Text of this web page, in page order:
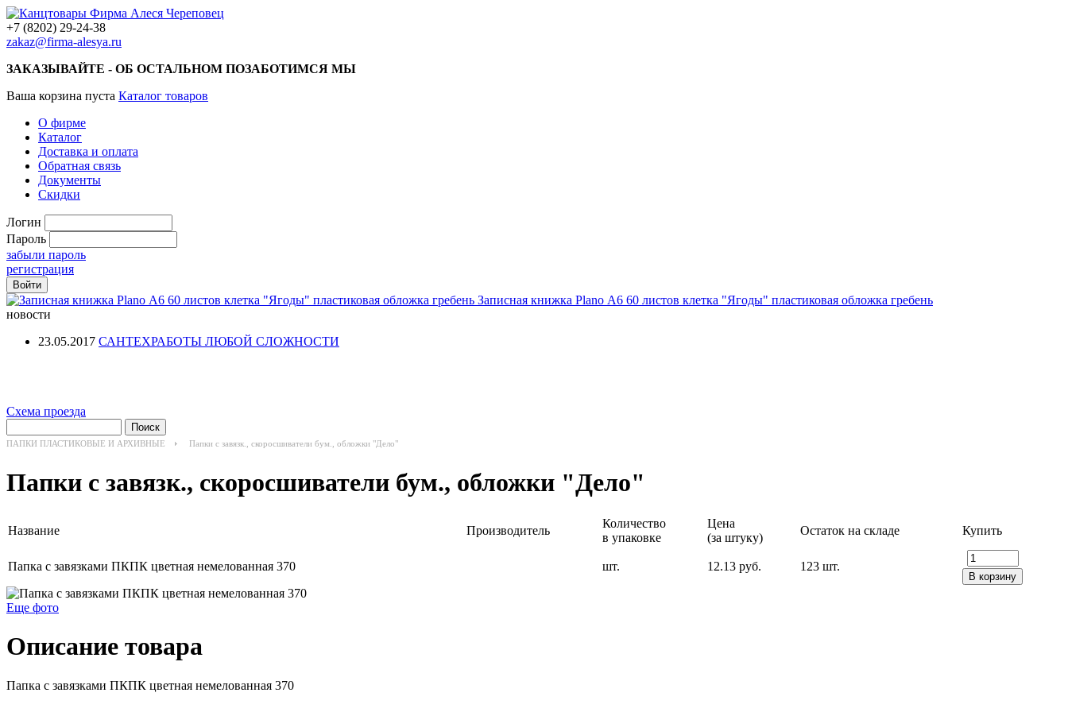
+7 (8202) 29-24-38
zakaz@firma-alesya.ru
ЗАКАЗЫВАЙТЕ - ОБ ОСТАЛЬНОМ ПОЗАБОТИМСЯ МЫ
Ваша корзина пуста Каталог товаров
О фирме
Каталог
Доставка и оплата
Обратная связь
Документы
Скидки
Логин
Пароль
забыли пароль
регистрация
Записная книжка Plano А6 60 листов клетка "Ягоды" пластиковая обложка гребень
новости
23.05.2017 САНТЕХРАБОТЫ ЛЮБОЙ СЛОЖНОСТИ
Схема проезда
ПАПКИ ПЛАСТИКОВЫЕ И АРХИВНЫЕ Папки с завязк., скоросшиватели бум., обложки "Дело"
Папки с завязк., скоросшиватели бум., обложки "Дело"
Название Производитель
Количество
в упаковке
Цена
(за штуку)
Остаток на складе Купить
Папка с завязками ПКПК цветная немелованная 370 шт. 12.13 руб. 123 шт.
Еще фото
Описание товара
Папка с завязками ПКПК цветная немелованная 370